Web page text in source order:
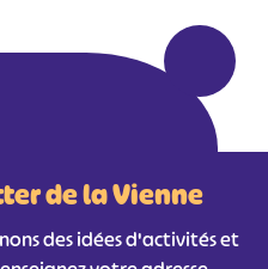
de la Vienne
des idées d'activités et